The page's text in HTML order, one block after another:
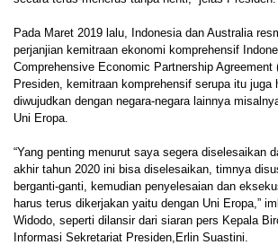
Pada Maret 2019 lalu, Indonesia dan Australia
perjanjian kemitraan ekonomi komprehensif
Comprehensive Economic Partnership Agreement
Presiden, kemitraan komprehensif serupa itu juga
diwujudkan dengan negara-negara lainnya
Uni Eropa.
“Yang penting menurut saya segera diselesaikan
akhir tahun 2020 ini bisa diselesaikan, timnya
berganti-ganti, kemudian penyelesaian dan
harus terus dikerjakan yaitu dengan Uni Eropa,”
Widodo, seperti dilansir dari siaran pers Kepala
Informasi Sekretariat Presiden,Erlin Suastini.